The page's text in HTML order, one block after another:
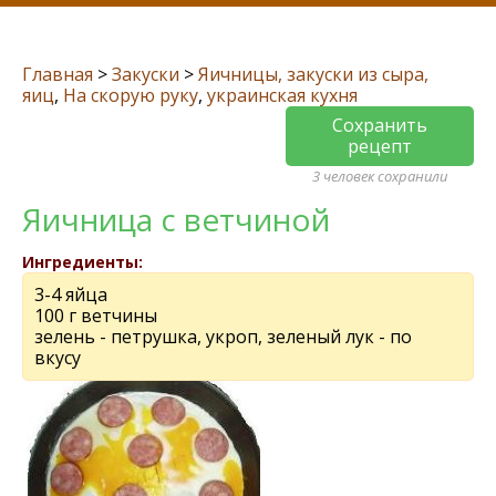
Главная >Закуски >Яичницы, закуски из сыра,
яиц, На скорую руку, украинская кухня
Сохранить
рецепт
3 человек сохранили
Яичница с ветчиной
Ингредиенты:
3-4 яйца
100 г ветчины
зелень - петрушка, укроп, зеленый лук - по
вкусу